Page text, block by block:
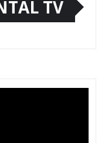
TV